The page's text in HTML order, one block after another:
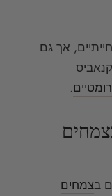
אך גם
.
בצמחים